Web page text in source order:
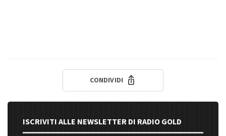
CONDIVIDI
ISCRIVITI ALLE NEWSLETTER DI RADIO GOLD